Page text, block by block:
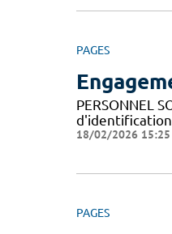
PAGES
PERSONNEL
18/02/2026 15:25
PAGES